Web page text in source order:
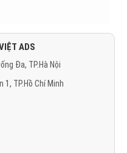
ADS
Đa, TP.Hà Nội
1, TP.Hồ Chí Minh